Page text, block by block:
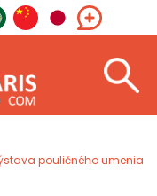
pouličného umenia